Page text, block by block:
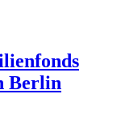
Berlin